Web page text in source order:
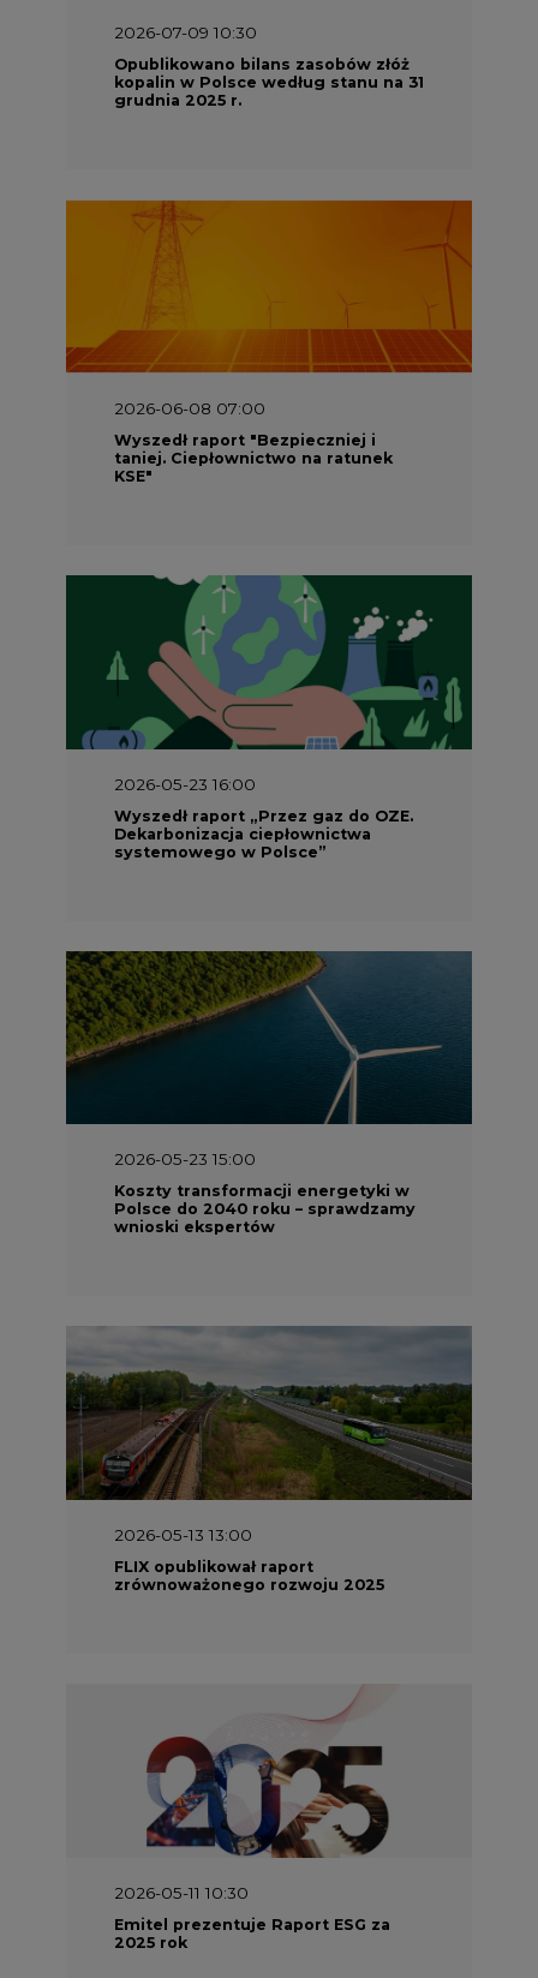
2026-07-09 10:30
Opublikowano bilans zasobów złóż
kopalin w Polsce według stanu na 31
grudnia 2025 r.
2026-06-08 07:00
Wyszedł raport "Bezpieczniej i
taniej. Ciepłownictwo na ratunek
KSE"
2026-05-23 16:00
Wyszedł raport „Przez gaz do OZE.
Dekarbonizacja ciepłownictwa
systemowego w Polsce”
2026-05-23 15:00
Koszty transformacji energetyki w
Polsce do 2040 roku – sprawdzamy
wnioski ekspertów
2026-05-13 13:00
FLIX opublikował raport
zrównoważonego rozwoju 2025
2026-05-11 10:30
Emitel prezentuje Raport ESG za
2025 rok